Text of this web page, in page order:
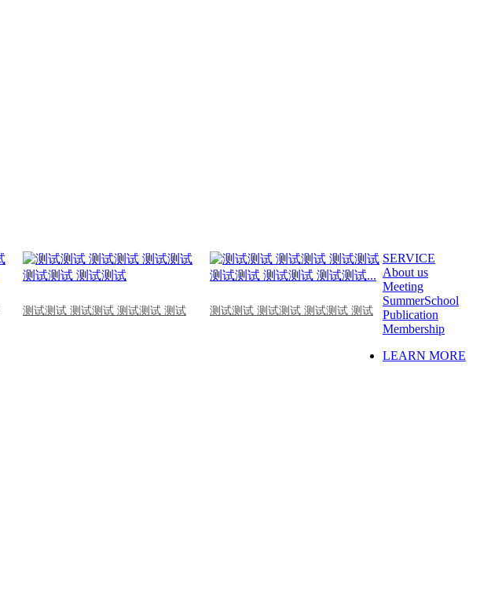
测试测试 测试测试 测试测试 测试 测试测试 测试测试 测试测试 测试
SERVICE
About us
Meeting
SummerSchool
Publication
Membership
LEARN MORE